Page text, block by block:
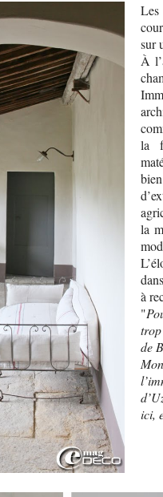
sur
À
la
la
à
"
de
ici,